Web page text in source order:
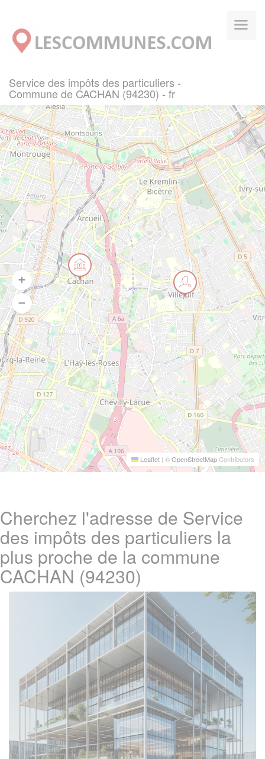
Service des impôts des particuliers -
Commune de CACHAN (94230) - fr
Leaflet | ©OpenStreetMapContributors
Cherchez l'adresse de Service
des impôts des particuliers la
plus proche de la commune
CACHAN (94230)